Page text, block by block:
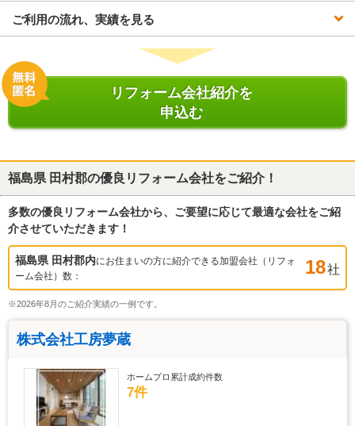
ご利用の流れ、実績を見る
リフォーム会社紹介を
申込む
福島県 田村郡の優良リフォーム会社をご紹介！
多数の優良リフォーム会社から、ご要望に応じて最適な会社をご紹
介させていただきます！
福島県 田村郡内にお住まいの方に紹介できる加盟会社（リフォ
ーム会社）数：
18社
※2026年8月のご紹介実績の一例です。
株式会社工房夢蔵
ホームプロ累計成約件数
7件